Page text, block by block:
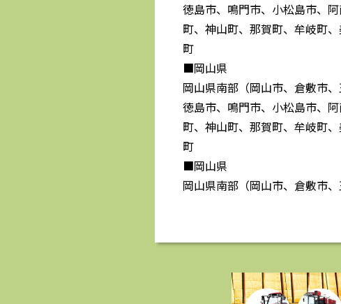
徳島市、鳴門市、小松島市、
町、神山町、那賀町、牟岐町
町
■岡山県
岡山県南部（岡山市、倉敷市
徳島市、鳴門市、小松島市、
町、神山町、那賀町、牟岐町
町
■岡山県
岡山県南部（岡山市、倉敷市